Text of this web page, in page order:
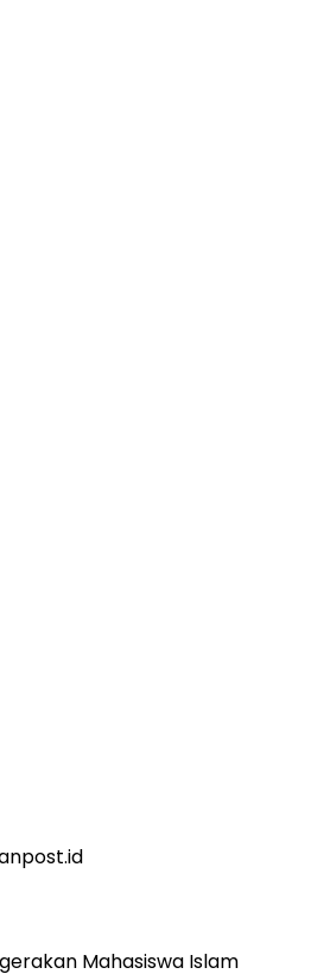
Mahasiswa Islam